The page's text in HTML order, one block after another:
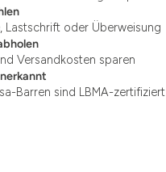
Lastschrift oder Überweisung
Versandkosten sparen
Barren sind LBMA-zertifiziert